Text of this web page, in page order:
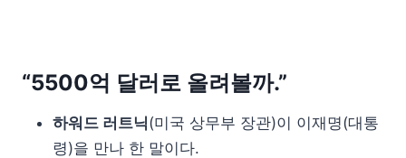
“5500억 달러로 올려볼까.”
하워드 러트닉(미국 상무부 장관)이 이재명(대통
령)을 만나 한 말이다.